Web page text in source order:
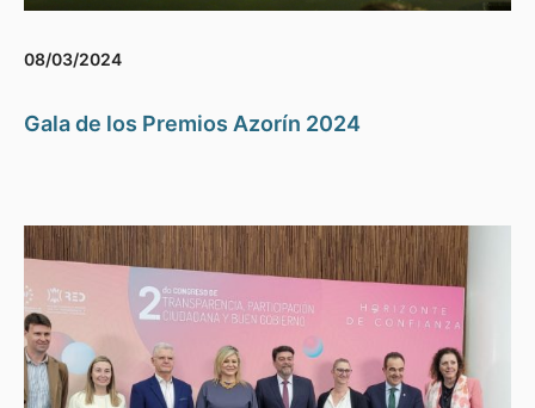
08/03/2024
Gala de los Premios Azorín 2024